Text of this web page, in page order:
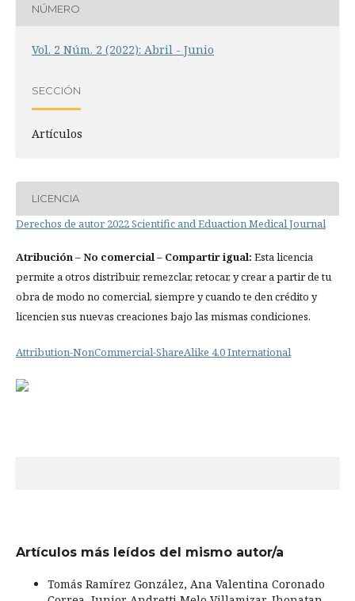
NÚMERO
Vol. 2 Núm. 2 (2022): Abril - Junio
SECCIÓN
Artículos
LICENCIA
Derechos de autor 2022 Scientific and Eduaction Medical Journal
Atribución– No comercial – Compartir igual: Esta licencia
permite a otros distribuir, remezclar, retocar, y crear a partir de tu
obra de modo no comercial, siempre y cuando te den crédito y
licencien sus nuevas creaciones bajo las mismas condiciones.
Attribution-NonCommercial-ShareAlike 4.0 International
Artículos más leídos del mismo autor/a
Tomás Ramírez González, Ana Valentina Coronado